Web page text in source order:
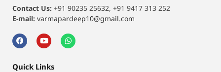
Contact Us: +91 90235 25632, +91 9417 313 252
E-mail: varmapardeep10@gmail.com
Quick Links